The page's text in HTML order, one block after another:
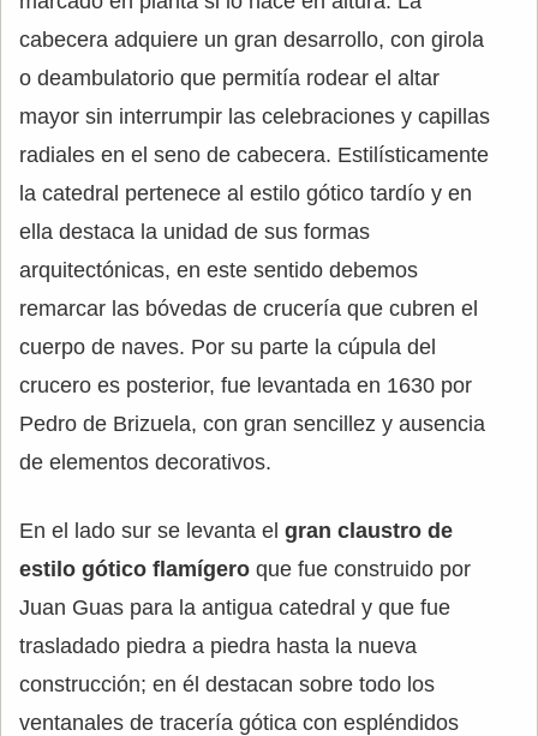
cabecera adquiere un gran desarrollo, con girola
o deambulatorio que permitía rodear el altar
mayor sin interrumpir las celebraciones y capillas
radiales en el seno de cabecera. Estilísticamente
la catedral pertenece al estilo gótico tardío y en
ella destaca la unidad de sus formas
arquitectónicas, en este sentido debemos
remarcar las bóvedas de crucería que cubren el
cuerpo de naves. Por su parte la cúpula del
crucero es posterior, fue levantada en 1630 por
Pedro de Brizuela, con gran sencillez y ausencia
de elementos decorativos.
En el lado sur se levanta el gran claustro de
estilo gótico flamígero que fue construido por
Juan Guas para la antigua catedral y que fue
trasladado piedra a piedra hasta la nueva
construcción; en él destacan sobre todo los
ventanales de tracería gótica con espléndidos